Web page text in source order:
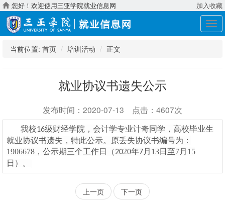
您好！欢迎使用三亚学院就业信息网 加入收藏
展
开
当前位置: 首页 培训活动 正文
就业协议书遗失公示
发布时间：2020-07-13 点击：4607次
我校16级财经学院，会计学专业计奇同学，高校毕业生
就业协议书遗失，特此公示。原丢失协议书编号为：
1906678 ，公示期三个工作日（2020年7月 13日至7月 15
日）。
上一页 下一页